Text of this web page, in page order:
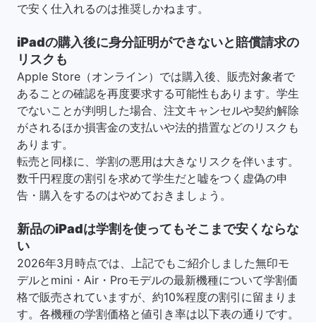
で安く仕入れるのは推奨しかねます。
iPadの購入後に身分証明ができないと賠償請求の
リスクも
Apple Store（オンライン）では購入後、販売対象者で
あることの確認を再度要求する可能性もあります。学生
でないことが判明した場合、注文キャンセルや契約解除
がされるほか損害金の支払いや法的措置などのリスクも
あります。
転売と同様に、学割の悪用は大きなリスクを伴います。
数千円程度の割引を求めて学生だと嘘をつく虚偽の申
告・購入をするのはやめておきましょう。
新品のiPadは学割を使ってもそこまで安くならな
い
2026年3月時点では、上記でもご紹介しました無印モ
デルとmini・Air・Proモデルの最新機種について学割価
格で販売されていますが、約10%程度の割引に留まりま
す。各機種の学割価格と値引き率は以下表の通りです。